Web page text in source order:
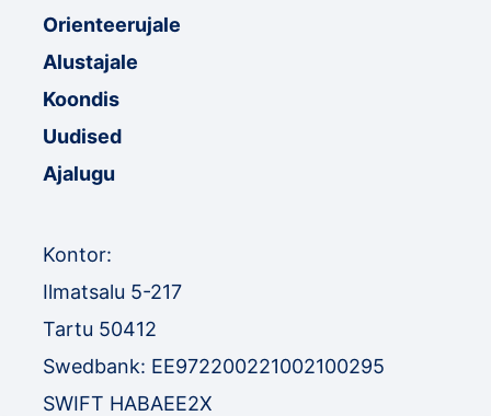
Orienteerujale
Alustajale
Koondis
Uudised
Ajalugu
Kontor:
Ilmatsalu 5-217
Tartu 50412
Swedbank: EE972200221002100295
SWIFT HABAEE2X